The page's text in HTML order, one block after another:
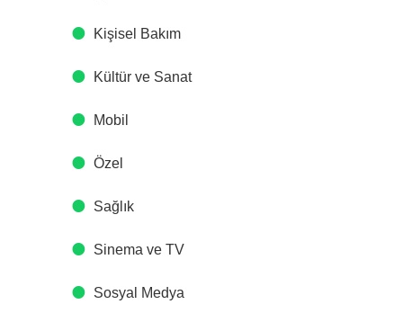
Kişisel Bakım
Kültür ve Sanat
Mobil
Özel
Sağlık
Sinema ve TV
Sosyal Medya